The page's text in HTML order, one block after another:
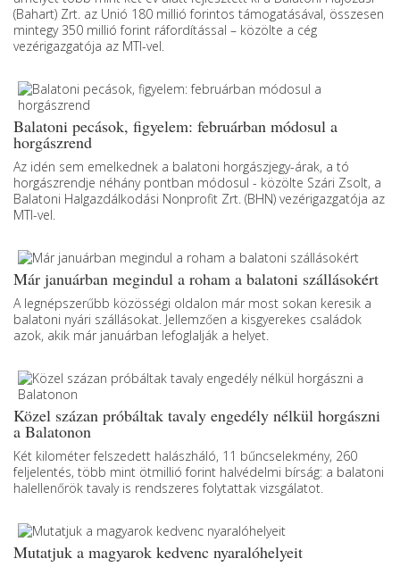
(Bahart) Zrt. az Unió 180 millió forintos támogatásával, összesen
mintegy 350 millió forint ráfordítással – közölte a cég
vezérigazgatója az MTI-vel.
Balatoni pecások, figyelem: februárban módosul a
horgászrend
Az idén sem emelkednek a balatoni horgászjegy-árak, a tó
horgászrendje néhány pontban módosul - közölte Szári Zsolt, a
Balatoni Halgazdálkodási Nonprofit Zrt. (BHN) vezérigazgatója az
MTI-vel.
Már januárban megindul a roham a balatoni szállásokért
A legnépszerűbb közösségi oldalon már most sokan keresik a
balatoni nyári szállásokat. Jellemzően a kisgyerekes családok
azok, akik már januárban lefoglalják a helyet.
Közel százan próbáltak tavaly engedély nélkül horgászni
a Balatonon
Két kilométer felszedett halászháló, 11 bűncselekmény, 260
feljelentés, több mint ötmillió forint halvédelmi bírság: a balatoni
halellenőrök tavaly is rendszeres folytattak vizsgálatot.
Mutatjuk a magyarok kedvenc nyaralóhelyeit